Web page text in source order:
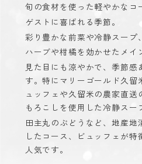
旬の食材を使った軽やかなコ
ゲストに喜ばれる季節。
彩り豊かな前菜や冷静スープ、
ハーブや柑橘を効かせたメイ
見た目にも涼やかで、季節感
す。特にマリーゴールド久留
ュッフェや久留米の農家直送
もろこしを使用した冷静スー
田主丸のぶどうなど、地産
したコース、ビュッフェが
人気です。